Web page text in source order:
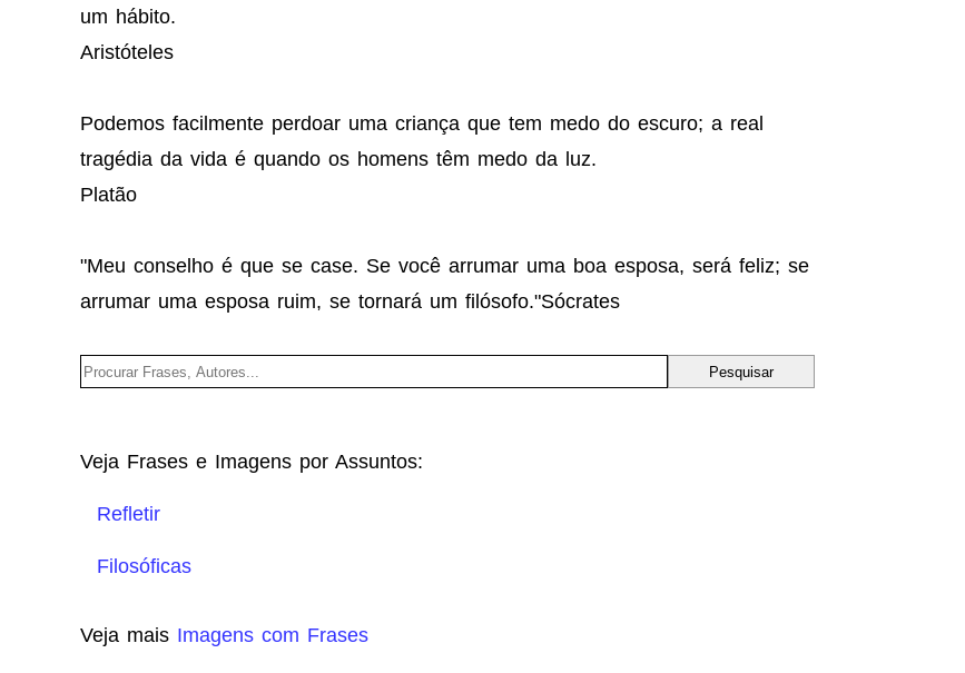
um hábito.
Aristóteles
Podemos facilmente perdoar uma criança que tem medo do escuro; a real
tragédia da vida é quando os homens têm medo da luz.
Platão
"Meu conselho é que se case. Se você arrumar uma boa esposa, será feliz; se
arrumar uma esposa ruim, se tornará um filósofo."Sócrates
Veja Frases e Imagens por Assuntos:
Refletir
Filosóficas
Veja mais Imagens com Frases